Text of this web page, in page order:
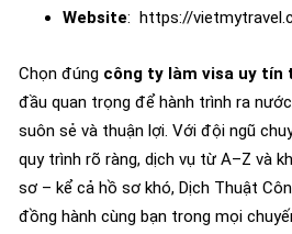
Website: https://
Chọn đúng công ty làm visa uy tín
đầu quan trọng để hành trình ra
suôn sẻ và thuận lợi. Với đội ngũ
quy trình rõ ràng, dịch vụ từ A–Z và
sơ – kể cả hồ sơ khó, Dịch Thuật
đồng hành cùng bạn trong mọi